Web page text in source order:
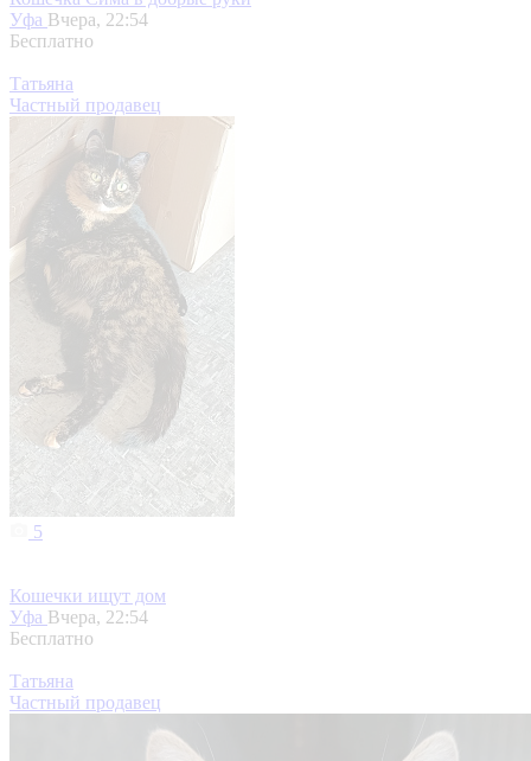
Уфа Вчера, 22:54
Бесплатно
Татьяна
Частный продавец
5
Кошечки ищут дом
Уфа Вчера, 22:54
Бесплатно
Татьяна
Частный продавец